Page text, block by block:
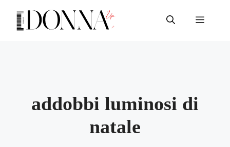
contenuto
Menu
addobbi luminosi di
natale